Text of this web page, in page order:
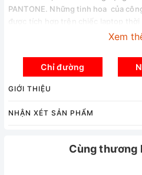
PANTONE. Những tinh hoa của
được tích hợp trên chiếc laptop
hình mới 16:10 mang đến không
mượt với thời gian đáp ứng 0,2ms
Xem
Chỉ đường
GIỚI THIỆU
NHẬN XÉT SẢN PHẨM
Cùng thương